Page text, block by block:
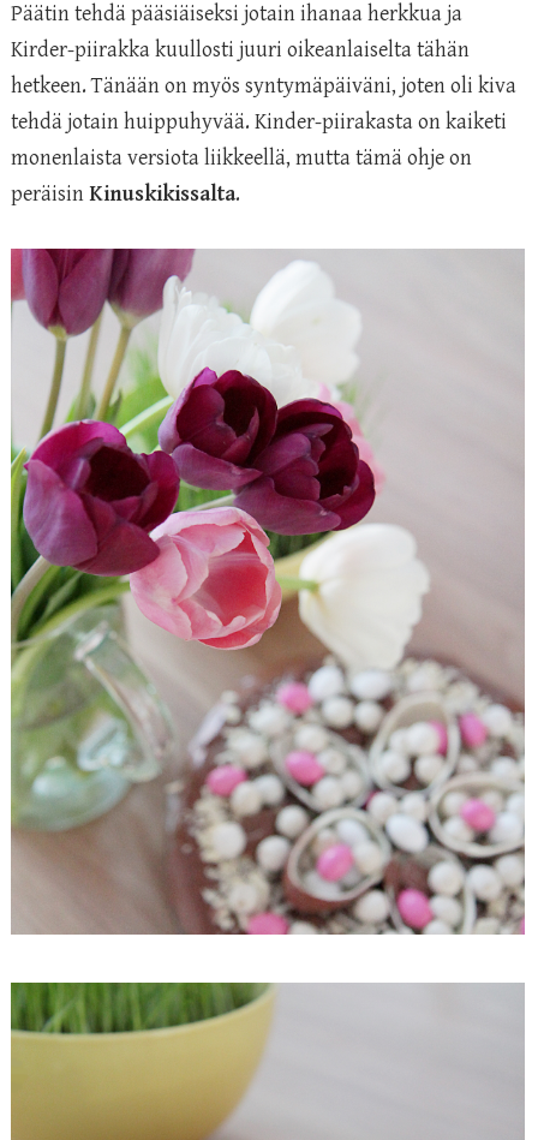
Päätin tehdä pääsiäiseksi jotain ihanaa herkkua ja
Kirder-piirakka kuullosti juuri oikeanlaiselta tähän
hetkeen. Tänään on myös syntymäpäiväni, joten oli kiva
tehdä jotain huippuhyvää. Kinder-piirakasta on kaiketi
monenlaista versiota liikkeellä, mutta tämä ohje on
peräisinKinuskikissalta.